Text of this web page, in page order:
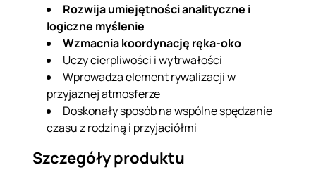
Rozwija umiejętności analityczne i
logiczne myślenie
Wzmacnia koordynację ręka-oko
Uczy cierpliwości i wytrwałości
Wprowadza element rywalizacji w
przyjaznej atmosferze
Doskonały sposób na wspólne spędzanie
czasu z rodziną i przyjaciółmi
Szczegóły produktu